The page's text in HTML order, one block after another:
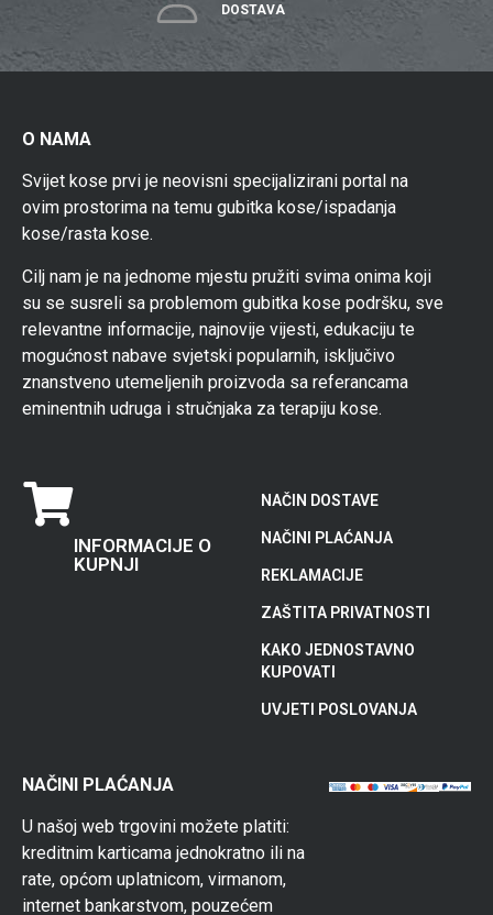
DOSTAVA
O NAMA
Svijet kose prvi je neovisni specijalizirani portal na
ovim prostorima na temu gubitka kose/ispadanja
kose/rasta kose.
Cilj nam je na jednome mjestu pružiti svima onima koji
su se susreli sa problemom gubitka kose podršku, sve
relevantne informacije, najnovije vijesti, edukaciju te
mogućnost nabave svjetski popularnih, isključivo
znanstveno utemeljenih proizvoda sa referancama
eminentnih udruga i stručnjaka za terapiju kose.
INFORMACIJE O
KUPNJI
NAČIN DOSTAVE
NAČINI PLAĆANJA
REKLAMACIJE
ZAŠTITA PRIVATNOSTI
KAKO JEDNOSTAVNO
KUPOVATI
UVJETI POSLOVANJA
NAČINI PLAĆANJA
U našoj web trgovini možete platiti:
kreditnim karticama jednokratno ili na
rate, općom uplatnicom, virmanom,
internet bankarstvom, pouzećem